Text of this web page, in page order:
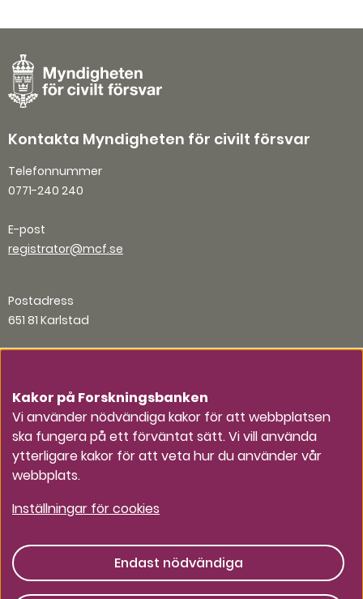
Kontakta Myndigheten för civilt försvar
Telefonnummer
0771-240 240
E-post
registrator@mcf.se
Postadress
651 81 Karlstad
Andra kontaktvägar
Press
Tillsammans för ett starkt civilt
Kakor på Forskningsbanken
Vi använder nödvändiga kakor för att webbplatsen
ska fungera på ett förväntat sätt. Vi vill använda
ytterligare kakor för att veta hur du använder vår
webbplats.
Inställningar för cookies
Endast nödvändiga